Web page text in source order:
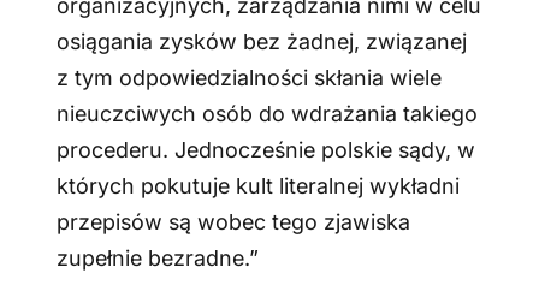
organizacyjnych, zarządzania nimi w celu
osiągania zysków bez żadnej, związanej
z tym odpowiedzialności skłania wiele
nieuczciwych osób do wdrażania takiego
procederu. Jednocześnie polskie sądy, w
których pokutuje kult literalnej wykładni
przepisów są wobec tego zjawiska
zupełnie bezradne.”